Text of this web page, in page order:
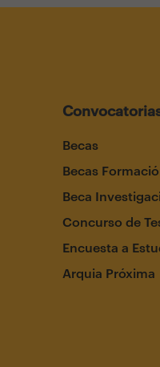
Becas
Becas
Beca
Concurso de
Encuesta a
Arquia Próxima